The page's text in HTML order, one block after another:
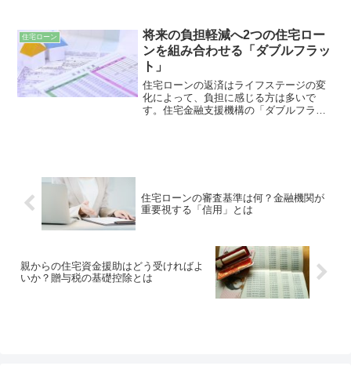
られるのか？また、どのくらい予算を確
保しておくべきかをご紹介いたします。
住宅ローン
将来の負担軽減へ2つの住宅ロー
ンを組み合わせる「ダブルフラッ
ト」
住宅ローンの返済はライフステージの変
化によって、負担に感じる方は多いで
す。住宅金融支援機構の「ダブルフラッ
住宅ローンの審査基準は何？金融機関が
重要視する「信用」とは
親からの住宅資金援助はどう受ければよ
いか？贈与税の基礎控除とは